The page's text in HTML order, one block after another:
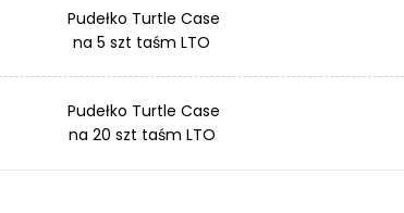
Pudełko Turtle Case
na 5 szt taśm LTO
Pudełko Turtle Case
na 20 szt taśm LTO